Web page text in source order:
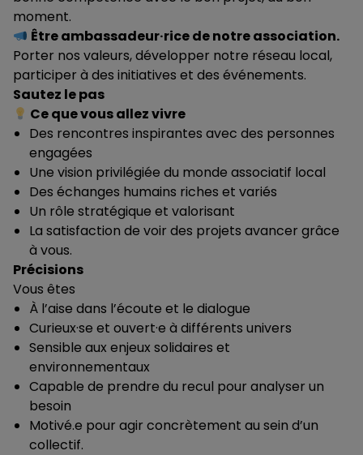
moment.
Être ambassadeur·rice de notre association.
Porter nos valeurs, développer notre réseau local,
participer à des initiatives et des événements.
Sautez le pas
Ce que vous allez vivre
Des rencontres inspirantes avec des personnes
engagées
Une vision privilégiée du monde associatif local
Des échanges humains riches et variés
Un rôle stratégique et valorisant
La satisfaction de voir des projets avancer grâce
à vous.
Précisions
Vous êtes
À l’aise dans l’écoute et le dialogue
Curieux·se et ouvert·e à différents univers
Sensible aux enjeux solidaires et
environnementaux
Capable de prendre du recul pour analyser un
besoin
Motivé.e pour agir concrètement au sein d’un
collectif.